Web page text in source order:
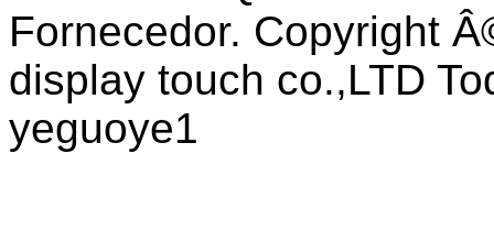
Fornecedor. Copyright
display touch co.,LTD
yeguoye1